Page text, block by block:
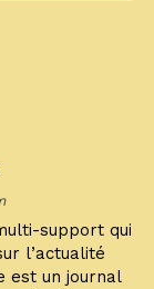
support qui
l’actualité
est un journal